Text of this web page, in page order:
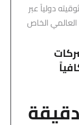
دولياً عبر
الخاص